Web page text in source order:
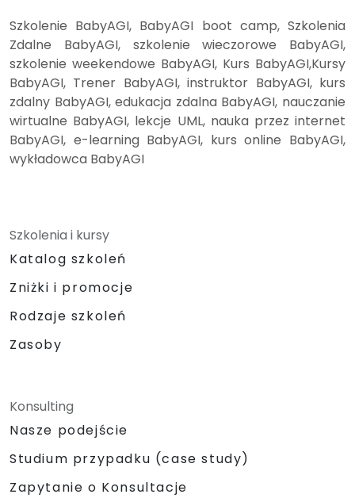
Szkolenie BabyAGI, BabyAGI boot camp, Szkolenia
Zdalne BabyAGI, szkolenie wieczorowe BabyAGI,
szkolenie weekendowe BabyAGI, Kurs BabyAGI,Kursy
BabyAGI, Trener BabyAGI, instruktor BabyAGI, kurs
zdalny BabyAGI, edukacja zdalna BabyAGI, nauczanie
wirtualne BabyAGI, lekcje UML, nauka przez internet
BabyAGI, e-learning BabyAGI, kurs online BabyAGI,
wykładowca BabyAGI
Szkolenia i kursy
Katalog szkoleń
Zniżki i promocje
Rodzaje szkoleń
Zasoby
Konsulting
Nasze podejście
Studium przypadku (case study)
Zapytanie o Konsultacje